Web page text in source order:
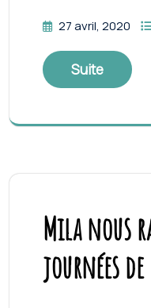
27 avril, 2020
Suite
Mila nous
journées